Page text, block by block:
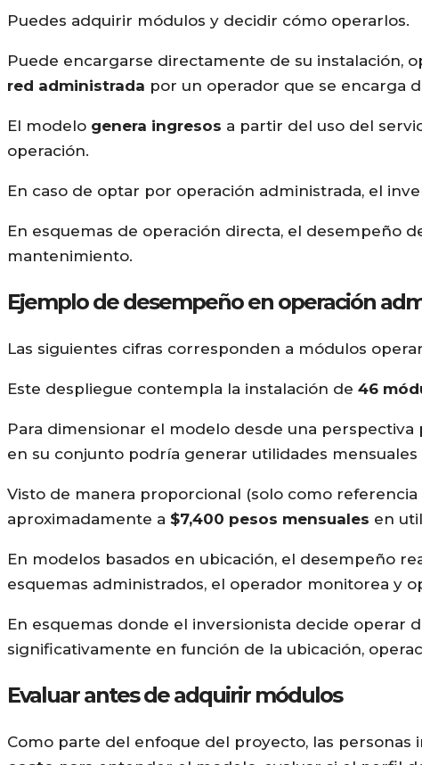
Puedes adquirir módulos y decidir cómo operarlos.
Puede encargarse directamente de su instalación,
red administrada por un operador que se encarga
El modelo genera ingresos a partir del uso del
operación.
En caso de optar por operación administrada, el
En esquemas de operación directa, el desempeño
mantenimiento.
Ejemplo de desempeño en operación
Las siguientes cifras corresponden a módulos
Este despliegue contempla la instalación de 46
Para dimensionar el modelo desde una
en su conjunto podría generar utilidades
Visto de manera proporcional (solo como
aproximadamente a $7,400 pesos mensuales en
En modelos basados en ubicación, el desempeño
esquemas administrados, el operador monitorea y
En esquemas donde el inversionista decide operar
significativamente en función de la ubicación,
Evaluar antes de adquirir módulos
Como parte del enfoque del proyecto, las personas